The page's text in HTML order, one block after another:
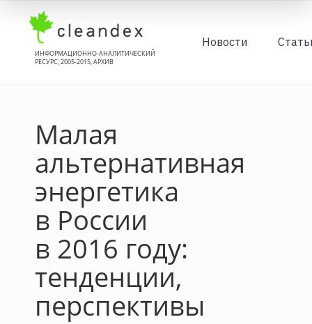
ИНФОРМАЦИОННО-АНАЛИТИЧЕСКИЙ
РЕСУРС, 2005-2015, АРХИВ
Новости
Малая
альтернативная
энергетика
в России
в 2016 году:
тенденции,
перспективы